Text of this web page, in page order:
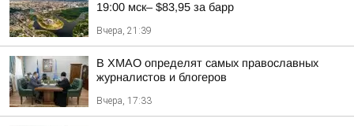
19:00 мск– $83,95 за барр
Вчера, 21:39
В ХМАО определят самых православных
журналистов и блогеров
Вчера, 17:33